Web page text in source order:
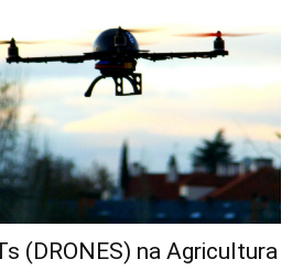
(DRONES) na Agricultura